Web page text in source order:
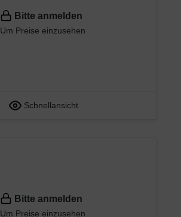
Bitte anmelden
Um Preise einzusehen
Schnellansicht
Bitte anmelden
Um Preise einzusehen